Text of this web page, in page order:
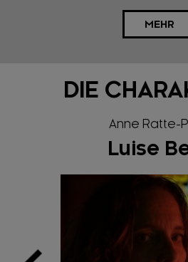
MEHR
DIE
Anne Ratte-
Luise